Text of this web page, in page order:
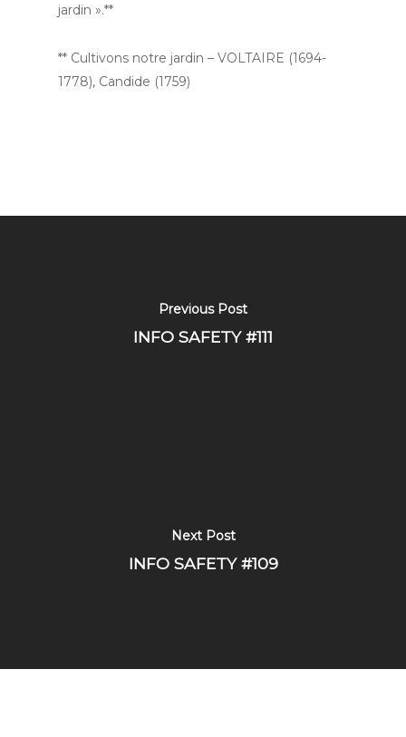
jardin ».**
** Cultivons notre jardin – VOLTAIRE (1694-
1778), Candide (1759)
Previous Post
INFO SAFETY #111
Next Post
INFO SAFETY #109